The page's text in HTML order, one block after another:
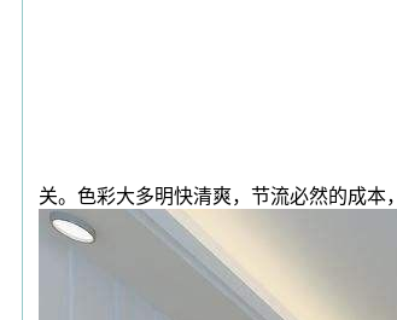
关。色彩大多明快清爽，节流必然的成本，